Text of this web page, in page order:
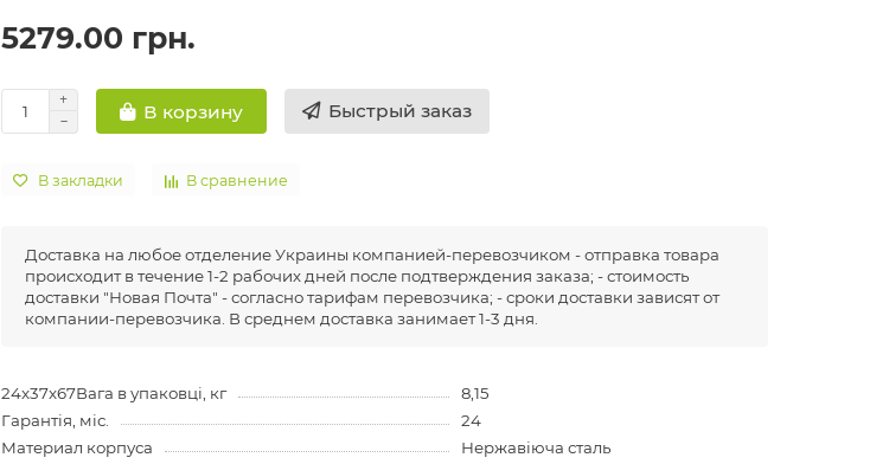
5279.00 грн.
В корзину Быстрый заказ
В закладки В сравнение
Доставка на любое отделение Украины компанией-перевозчиком - отправка товара
происходит в течение 1-2 рабочих дней после подтверждения заказа; - стоимость
доставки "Новая Почта" - согласно тарифам перевозчика; - сроки доставки зависят от
компании-перевозчика. В среднем доставка занимает 1-3 дня.
24x37x67Вага в упаковці, кг
8,15
Гарантія, міс.
24
Материал корпуса
Нержавіюча сталь